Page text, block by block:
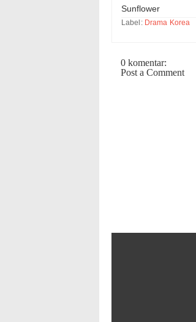
Sunflower
Label: Drama Korea
0 komentar:
Post a Comment